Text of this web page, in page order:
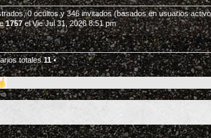
0 ocultos y 346 invitados (basados en usuarios
1757el Vie Jul 31, 2026 8:51 pm
totales11•